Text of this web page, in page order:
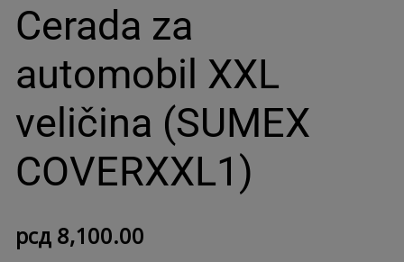
Cerada za
automobil XXL
veličina (SUMEX
COVERXXL1)
рсд8,100.00